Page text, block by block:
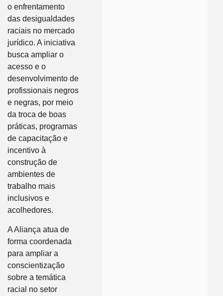
o enfrentamento
das desigualdades
raciais no mercado
jurídico. A iniciativa
busca ampliar o
acesso e o
desenvolvimento de
profissionais negros
e negras, por meio
da troca de boas
práticas, programas
de capacitação e
incentivo à
construção de
ambientes de
trabalho mais
inclusivos e
acolhedores.
A Aliança atua de
forma coordenada
para ampliar a
conscientização
sobre a temática
racial no setor